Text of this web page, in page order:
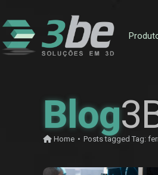
Blog
Home • Posts tagged Tag: